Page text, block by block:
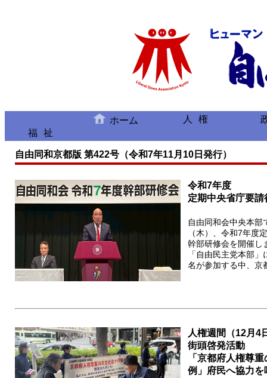
ホーム 人権
福祉
自由同和京都版 第422号（令和7年11月10日発行）
令和7年度
定期中央省庁要
自由同和会中央本部
（木）、令和7年度
幹部研修会を開催
「自由民主党本部
名が参加する中、京
人権週間（12月4
街頭啓発活動
「京都府人権尊
例」府民へ協力を